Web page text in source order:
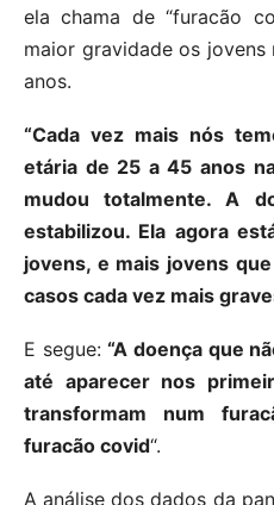
ela chama de “furacão
maior gravidade os
anos.
“Cada vez mais nós
etária de 25 a 45 anos
mudou totalmente. A
estabilizou. Ela agora
jovens, e mais jovens
casos cada vez mais
E segue:“A doença que
até aparecer nos
transformam num
furacão covid“.
A análise dos dados da